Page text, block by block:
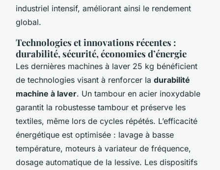
industriel intensif, améliorant ainsi le rendement
global.
Technologies et innovations récentes :
durabilité, sécurité, économies d’énergie
Les dernières machines à laver 25 kg bénéficient
de technologies visant à renforcer la durabilité
machine à laver. Un tambour en acier inoxydable
garantit la robustesse tambour et préserve les
textiles, même lors de cycles répétés. L’efficacité
énergétique est optimisée : lavage à basse
température, moteurs à variateur de fréquence,
dosage automatique de la lessive. Les dispositifs